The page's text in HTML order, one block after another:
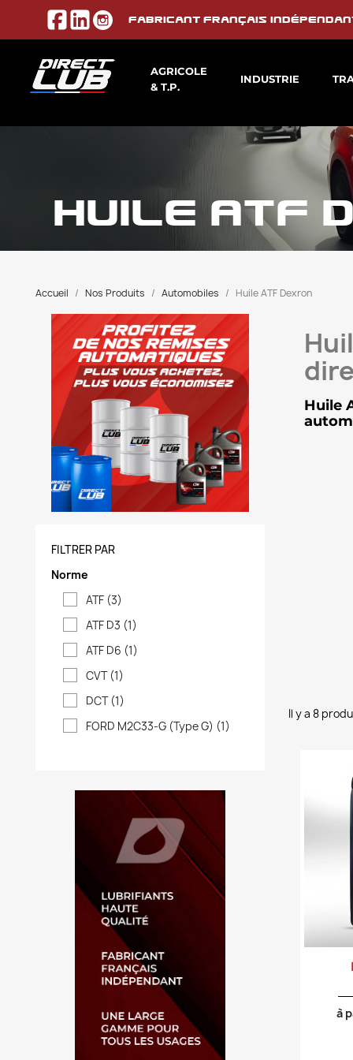
Fabricant français
AGRICOLE
& T.P.
INDUSTRIE
Accueil Nos Produits Automobiles Huile ATF Dexron
FILTRER PAR
Norme
ATF (3)
ATF D3 (1)
ATF D6 (1)
CVT (1)
DCT (1)
FORD M2C33-G (Type G) (1)
HUILE ATF
Huile
Il y a 8
à